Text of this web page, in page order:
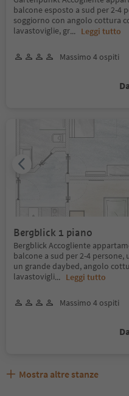
balcone esposto a sud per 2-4
soggiorno con angolo cottura
lavastoviglie, gr... Leggi tutto
Massimo 4 ospiti
Bergblick 1 piano
Bergblick Accogliente
balcone a sud per 2-4
un grande daybed, angolo
lavastovigli... Leggi tutto
Massimo 4 ospiti
Mostra altre stanze